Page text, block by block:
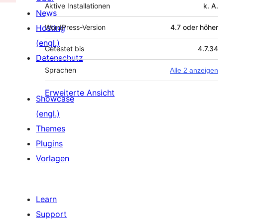
Aktive Installationen k. A.
WordPress-Version 4.7 oder höher
Getestet bis 4.7.34
Sprachen Alle 2 anzeigen
Erweiterte Ansicht
News
Hosting
(engl.)
Datenschutz
Showcase
(engl.)
Themes
Plugins
Vorlagen
Learn
Support